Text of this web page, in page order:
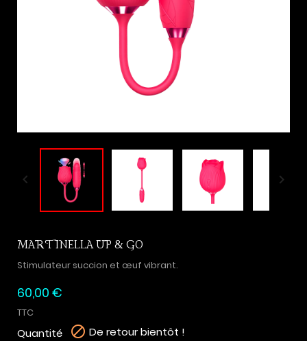
 
MARTINELLA UP & GO
Stimulateur succion et œuf vibrant.
60,00 €
TTC
Quantité  De retour bientôt !